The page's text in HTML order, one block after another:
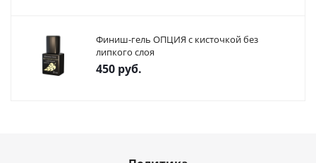
Финиш-гель ОПЦИЯ с кисточкой без
липкого слоя
450 руб.